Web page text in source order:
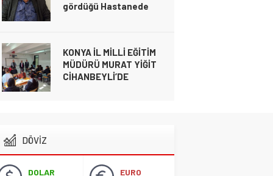
Gündem 20 Kasım 2024 21:49
YARALI
gördüğü Hastanede
16 Kasım 2024 00:23
KONYA İL MİLLİ EĞİTİM
MÜDÜRÜ MURAT YİĞİT
CİHANBEYLİ’DE
kaybetti
DÖVİZ
DOLAR
EURO